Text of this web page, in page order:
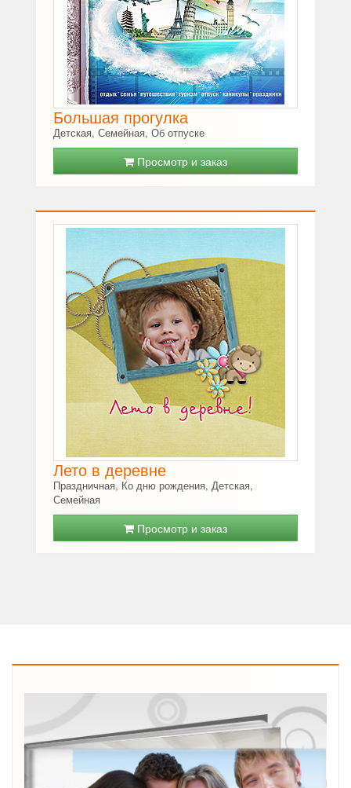
Большая прогулка
Детская, Семейная, Об отпуске
Просмотр и заказ
Лето в деревне
Праздничная, Ко дню рождения, Детская,
Семейная
Просмотр и заказ